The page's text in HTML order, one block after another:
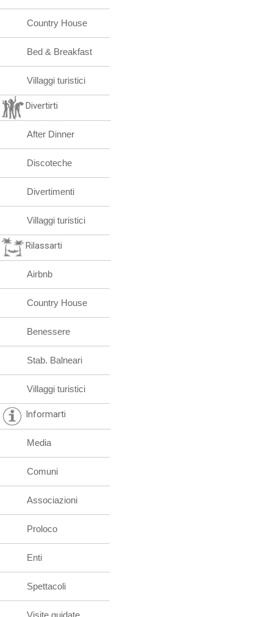
Country House
Bed & Breakfast
Villaggi turistici
Divertirti
After Dinner
Discoteche
Divertimenti
Villaggi turistici
Rilassarti
Airbnb
Country House
Benessere
Stab. Balneari
Villaggi turistici
Informarti
Media
Comuni
Associazioni
Proloco
Enti
Spettacoli
Visite guidate